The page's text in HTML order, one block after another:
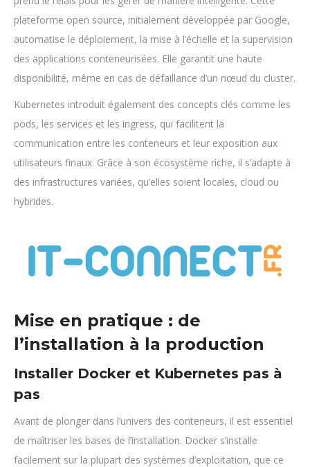
plateforme open source, initialement développée par Google,
automatise le déploiement, la mise à l’échelle et la supervision
des applications conteneurisées. Elle garantit une haute
disponibilité, même en cas de défaillance d’un nœud du cluster.
Kubernetes introduit également des concepts clés comme les
pods, les services et les ingress, qui facilitent la
communication entre les conteneurs et leur exposition aux
utilisateurs finaux. Grâce à son écosystème riche, il s’adapte à
des infrastructures variées, qu’elles soient locales, cloud ou
hybrides.
Mise en pratique : de
l’installation à la production
Installer Docker et Kubernetes pas à
pas
Avant de plonger dans l’univers des conteneurs, il est essentiel
de maîtriser les bases de l’installation. Docker s’installe
facilement sur la plupart des systèmes d’exploitation, que ce